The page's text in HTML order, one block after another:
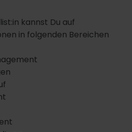
kannst Du auf
in folgenden Bereichen